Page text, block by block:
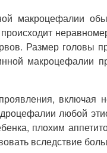
макроцефалии
Размер головы
макроцефалии
включая
любой
плохим
вследствие